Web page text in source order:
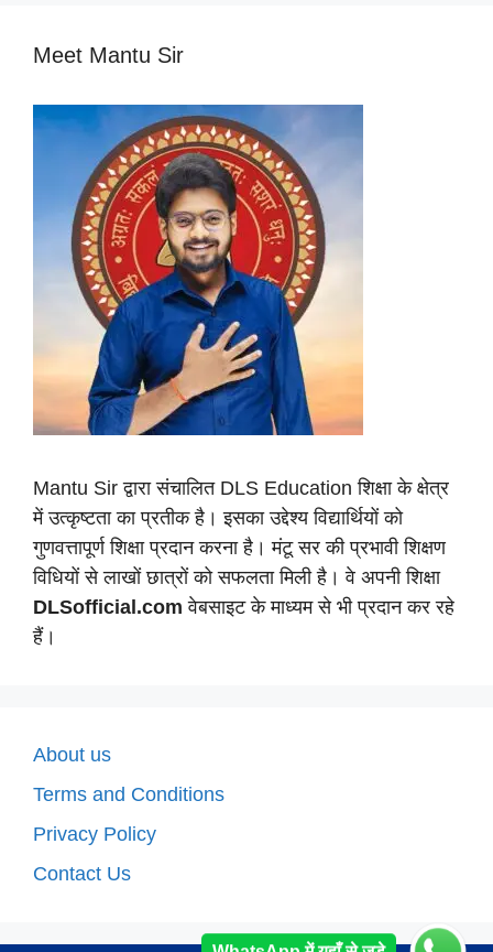
Meet Mantu Sir
Mantu Sir द्वारा संचालित DLS Education शिक्षा के क्षेत्र
में उत्कृष्टता का प्रतीक है। इसका उद्देश्य विद्यार्थियों को
गुणवत्तापूर्ण शिक्षा प्रदान करना है। मंटू सर की प्रभावी शिक्षण
विधियों से लाखों छात्रों को सफलता मिली है। वे अपनी शिक्षा
DLSofficial.com वेबसाइट के माध्यम से भी प्रदान कर रहे
हैं।
About us
Terms and Conditions
Privacy Policy
Contact Us